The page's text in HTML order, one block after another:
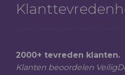
2000+ tevreden klanten.
Klanten beoordelen